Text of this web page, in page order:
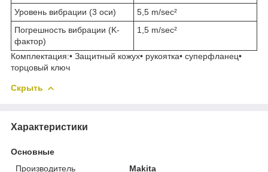
Уровень вибрации (3 оси)
5,5 m/sec²
Погрешность вибрации (K-
фактор)
1,5 m/sec²
Комплектация:• Защитный кожух• рукоятка• суперфланец•
торцовый ключ
Скрыть
Характеристики
Основные
Производитель
Makita